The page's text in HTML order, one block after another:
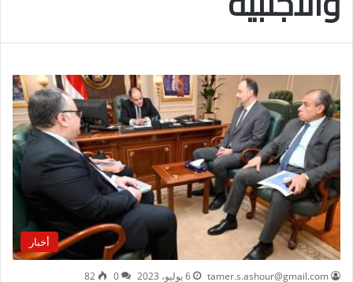
أخبار
tamer.s.ashour@gmail.com 6 يوليو، 2023 0
82